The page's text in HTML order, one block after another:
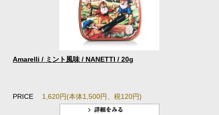
Amarelli / ミント風味 / NANETTI / 20g
PRICE 1,620円(本体1,500円、税120円)